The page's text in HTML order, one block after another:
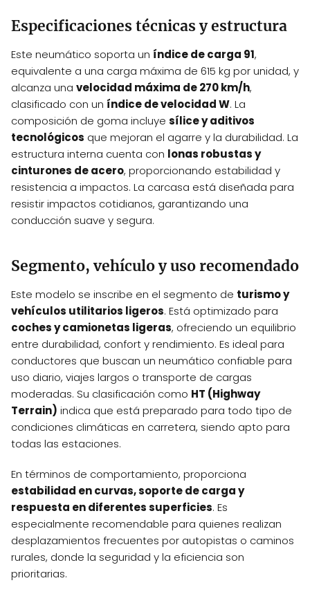
Especificaciones técnicas y estructura
Este neumático soporta un índice de carga 91,
equivalente a una carga máxima de 615 kg por unidad, y
alcanza una velocidad máxima de 270 km/h,
clasificado con un índice de velocidad W. La
composición de goma incluye sílice y aditivos
tecnológicos que mejoran el agarre y la durabilidad. La
estructura interna cuenta con lonas robustas y
cinturones de acero, proporcionando estabilidad y
resistencia a impactos. La carcasa está diseñada para
resistir impactos cotidianos, garantizando una
conducción suave y segura.
Segmento, vehículo y uso recomendado
Este modelo se inscribe en el segmento de turismo y
vehículos utilitarios ligeros. Está optimizado para
coches y camionetas ligeras, ofreciendo un equilibrio
entre durabilidad, confort y rendimiento. Es ideal para
conductores que buscan un neumático confiable para
uso diario, viajes largos o transporte de cargas
moderadas. Su clasificación como HT (Highway
Terrain) indica que está preparado para todo tipo de
condiciones climáticas en carretera, siendo apto para
todas las estaciones.
En términos de comportamiento, proporciona
estabilidad en curvas, soporte de carga y
respuesta en diferentes superficies. Es
especialmente recomendable para quienes realizan
desplazamientos frecuentes por autopistas o caminos
rurales, donde la seguridad y la eficiencia son
prioritarias.